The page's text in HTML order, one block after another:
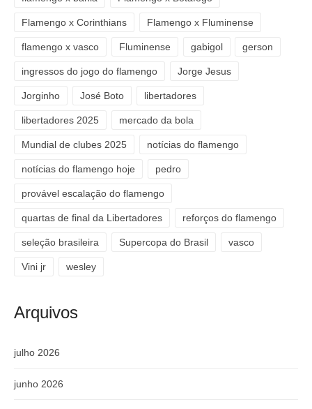
Flamengo x Corinthians Flamengo x Fluminense
flamengo x vasco Fluminense gabigol gerson
ingressos do jogo do flamengo Jorge Jesus
Jorginho José Boto libertadores
libertadores 2025 mercado da bola
Mundial de clubes 2025 notícias do flamengo
notícias do flamengo hoje pedro
provável escalação do flamengo
quartas de final da Libertadores reforços do flamengo
seleção brasileira Supercopa do Brasil vasco
Vini jr wesley
Arquivos
julho 2026
junho 2026